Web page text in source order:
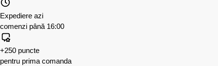
Expediere azi
comenzi până 16:00
+250 puncte
pentru prima comanda